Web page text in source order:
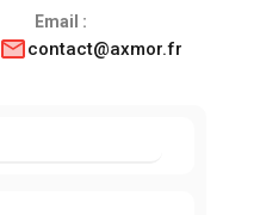
Email :
contact@axmor.fr